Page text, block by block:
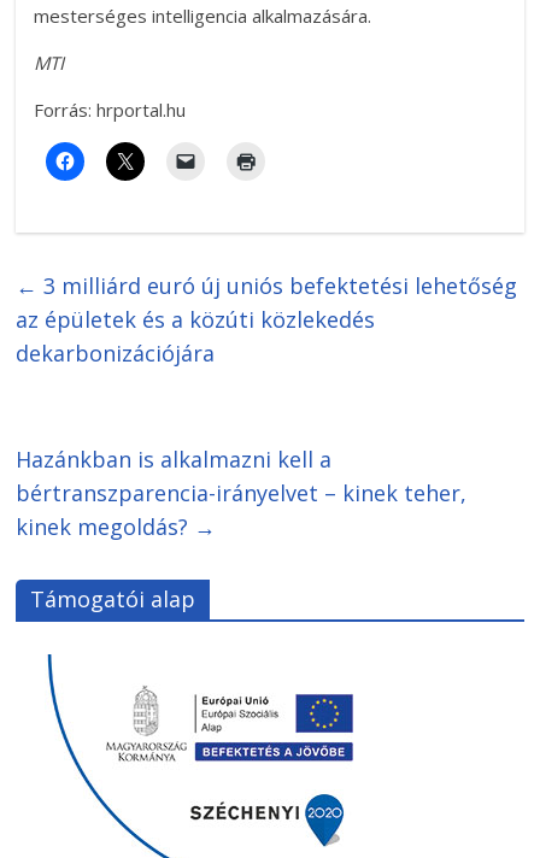
mesterséges intelligencia alkalmazására.
MTI
Forrás: hrportal.hu
← 3 milliárd euró új uniós befektetési lehetőség
az épületek és a közúti közlekedés
dekarbonizációjára
Hazánkban is alkalmazni kell a
bértranszparencia-irányelvet – kinek teher,
kinek megoldás? →
Támogatói alap